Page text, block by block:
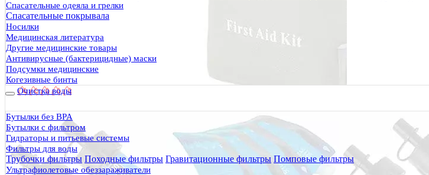
Спасательные одеяла и грелки
Спасательные покрывала
Носилки
Медицинская литература
Другие медицинские товары
Антивирусные (бактерицидные) маски
Подсумки медицинские
Когезивные бинты
Очистка воды
Бутылки без BPA
Бутылки с фильтром
Гидраторы и питьевые системы
Фильтры для воды
Трубочки фильтры Походные фильтры Гравитационные фильтры Помповые фильтры
Ультрафиолетовые обеззараживатели